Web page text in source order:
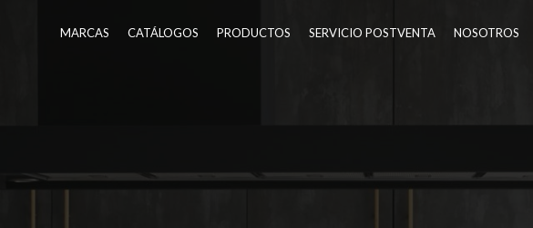
MARCAS CATÁLOGOS PRODUCTOS SERVICIO POSTVENTA NOSOTROS